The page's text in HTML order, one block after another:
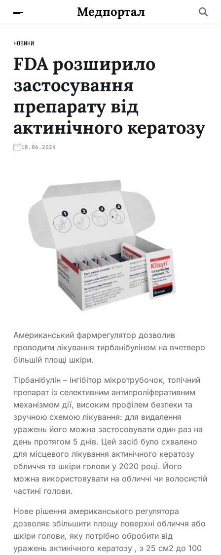
Медпортал
НОВИНИ
FDA розширило
застосування
препарату від
актинічного кератозу
18.06.2024
Американський фармрегулятор дозволив
проводити лікування тирбанібуліном на вчетверо
більшій площі шкіри.
Тірбанібулін – інгібітор мікротрубочок, топічний
препарат із селективним антипроліферативним
механізмом дії, високим профілем безпеки та
зручною схемою лікування: для видалення
уражень його можна застосовувати один раз на
день протягом 5 днів. Цей засіб було схвалено
для місцевого лікування актинічного кератозу
обличчя та шкіри голови у 2020 році. Його
можна використовувати на обличчі чи волосистій
частині голови.
Нове рішення американського регулятора
дозволяє збільшити площу поверхні обличчя або
шкіри голови, яку потрібно обробити від
уражень актинічного кератозу , з 25 см2 до 100